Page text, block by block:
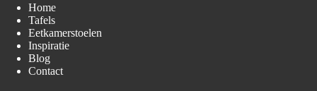
Home
Tafels
Eetkamerstoelen
Inspiratie
Blog
Contact